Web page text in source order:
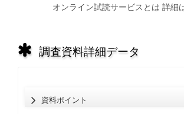
オンライン試読サービスとは 詳細
調査資料詳細データ
資料ポイント